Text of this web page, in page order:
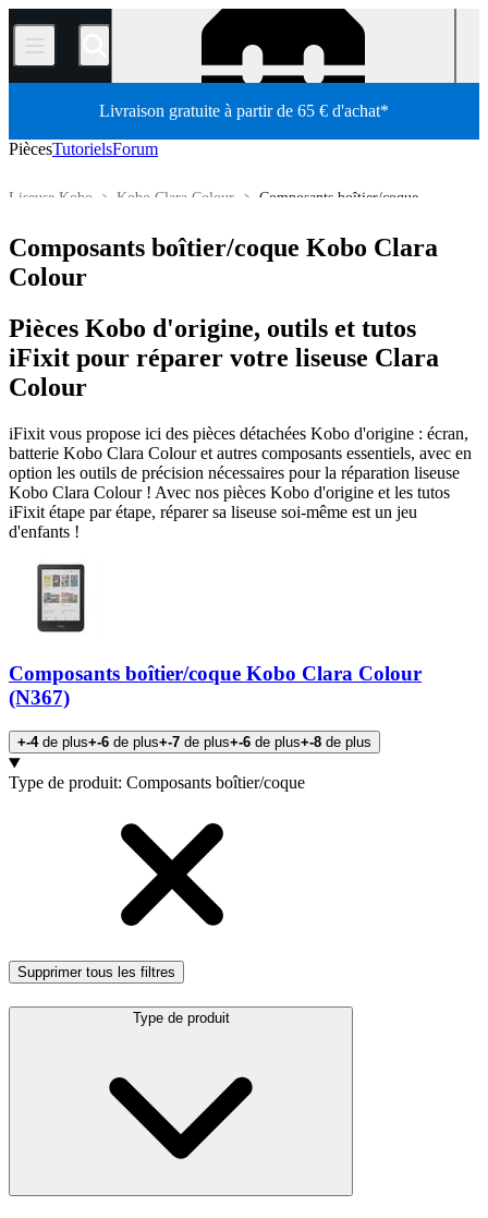
/
Livraison gratuite à partir de 65 € d'achat*
PiècesTutorielsForum
Composants boîtier/coque
Kobo Clara Colour
Liseuse Kobo
Composants boîtier/coque Kobo Clara
Colour
Pièces Kobo d'origine, outils et tutos
iFixit pour réparer votre liseuse Clara
Colour
iFixit vous propose ici des pièces détachées Kobo d'origine : écran,
batterie Kobo Clara Colour et autres composants essentiels, avec en
option les outils de précision nécessaires pour la réparation liseuse
Kobo Clara Colour ! Avec nos pièces Kobo d'origine et les tutos
iFixit étape par étape, réparer sa liseuse soi-même est un jeu
d'enfants !
Composants boîtier/coque Kobo Clara Colour
(N367)
+-4de plus+-6 de plus+-7 de plus+-6 de plus+-8 de plus
Produits
Type de produit: Composants boîtier/coque
Supprimer tous les filtres
Type de produit